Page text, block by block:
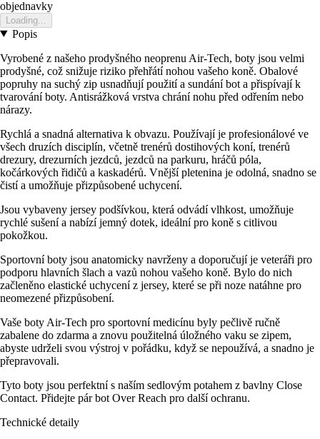
objednavky
Loading...
Popis
Vyrobené z našeho prodyšného neoprenu Air-Tech, boty jsou velmi
prodyšné, což snižuje riziko přehřátí nohou vašeho koně. Obalové
popruhy na suchý zip usnadňují použití a sundání bot a přispívají k
tvarování boty. Antisrážková vrstva chrání nohu před odřením nebo
nárazy.
Rychlá a snadná alternativa k obvazu. Používají je profesionálové ve
všech druzích disciplín, včetně trenérů dostihových koní, trenérů
drezury, drezurních jezdců, jezdců na parkuru, hráčů póla,
kočárkových řidičů a kaskadérů. Vnější pletenina je odolná, snadno se
čistí a umožňuje přizpůsobené uchycení.
Jsou vybaveny jersey podšívkou, která odvádí vlhkost, umožňuje
rychlé sušení a nabízí jemný dotek, ideální pro koně s citlivou
pokožkou.
Sportovní boty jsou anatomicky navrženy a doporučují je veteráři pro
podporu hlavních šlach a vazů nohou vašeho koně. Bylo do nich
začleněno elastické uchycení z jersey, které se při noze natáhne pro
neomezené přizpůsobení.
Vaše boty Air-Tech pro sportovní medicínu byly pečlivě ručně
zabalene do zdarma a znovu použitelná úložného vaku se zipem,
abyste udrželi svou výstroj v pořádku, když se nepoužívá, a snadno je
přepravovali.
Tyto boty jsou perfektní s naším sedlovým potahem z bavlny Close
Contact. Přidejte pár bot Over Reach pro další ochranu.
Technické detaily